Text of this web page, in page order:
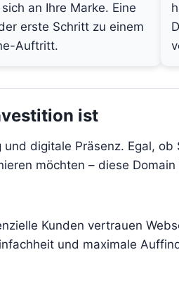
an Ihre Marke. Eine
erste Schritt zu einem
Auftritt.
ist
digitale Präsenz. Egal, ob
möchten – diese
Kunden vertrauen
und maximale